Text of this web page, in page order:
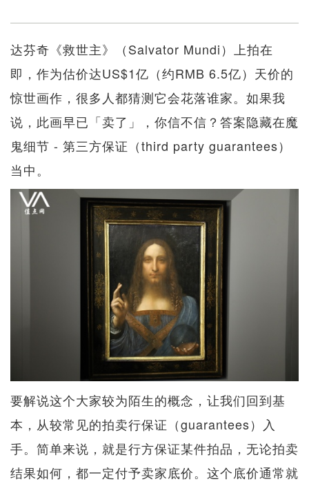
达芬奇《救世主》（Salvator Mundi）上拍在
即，作为估价达US$1亿（约RMB 6.5亿）天价的
惊世画作，很多人都猜测它会花落谁家。如果我
说，此画早已「卖了」，你信不信？答案隐藏在魔
鬼细节 - 第三方保证（third party guarantees）
当中。
要解说这个大家较为陌生的概念，让我们回到基
本，从较常见的拍卖行保证（guarantees）入
手。简单来说，就是行方保证某件拍品，无论拍卖
结果如何，都一定付予卖家底价。这个底价通常就